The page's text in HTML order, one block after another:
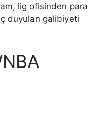
lig ofisinden para
duyulan galibiyeti